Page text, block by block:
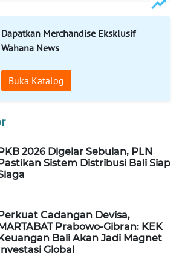
Dapatkan Merchandise Eksklusif
Wahana News
Buka Katalog
PKB 2026 Digelar Sebulan, PLN
Pastikan Sistem Distribusi Bali Siap
Cadangan Devisa,
Prabowo-Gibran: KEK
Bali Akan Jadi Magnet
Global